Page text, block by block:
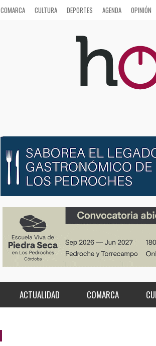
COMARCA CULTURA DEPORTES AGENDA OPINIÓN
ACTUALIDAD COMARCA